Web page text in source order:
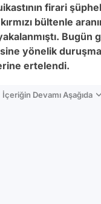
firari
bültenle
Bugün
yönelik
ertelendi.
İçeriğin Devamı Aşağıda